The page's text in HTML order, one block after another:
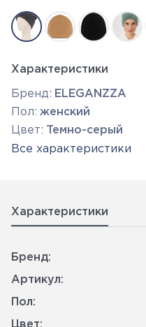
Характеристики
Бренд: ELEGANZZA
Пол: женский
Цвет:
Темно-серый
Все характеристики
Характеристики
Бренд:
Артикул:
Пол:
Цвет: